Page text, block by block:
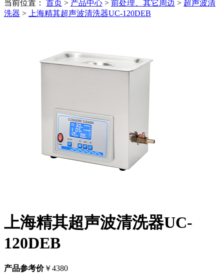
当前位置： 首页 > 产品中心 > 前处理、其它周边 > 超声波清
洗器 > 上海精其超声波清洗器UC-120DEB
上海精其超声波清洗器UC-
120DEB
产品参考价￥4380